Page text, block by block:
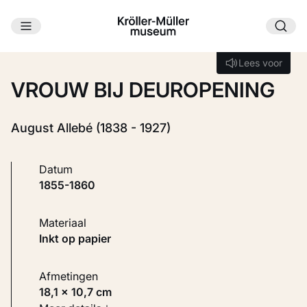
Ga naar hoofdinhoud
Lees voor
Lees voor
VROUW BIJ DEUROPENING
August Allebé (1838 - 1927)
Datum
1855-1860
Materiaal
Inkt op papier
Afmetingen
18,1 × 10,7 cm